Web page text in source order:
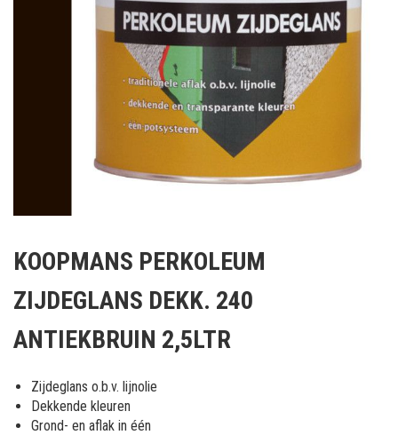
het
van
afbeeldingen-
KOOPMANS PERKOLEUM
ZIJDEGLANS DEKK. 240
ANTIEKBRUIN 2,5LTR
Zijdeglans o.b.v. lijnolie
Dekkende kleuren
Grond- en aflak in één